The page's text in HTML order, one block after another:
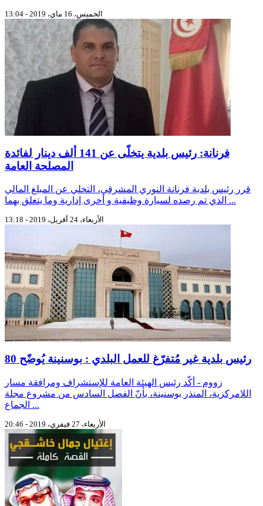
الخميس، 16 ماي، 2019 - 13:04
فرنانة: رئيس بلدية يتخلّى عن 141 ألف دينار لفائدة
المصلحة العامة
قرر رئيس بلدية فرنانة النوري المشرقي، التخلي عن المبلغ المالي
الذي تم رصده لسيارة وظيفية و أخرى إدارية وما يتعلق بهما ...
الأربعاء، 24 أفريل، 2019 - 13:18
80 رئيس بلدية غير مُتفرّغ للعمل البلدي : بوسنينة يُوضّح
زووم - أكّد رئيس الهيئة العامة للإستشراف ومرافقة مسار
اللامركزية، المنذر بوسنينة، بأنّ الفصل السادس من مشروع مجلة
الجماع ...
الأربعاء، 27 فيفري، 2019 - 20:46